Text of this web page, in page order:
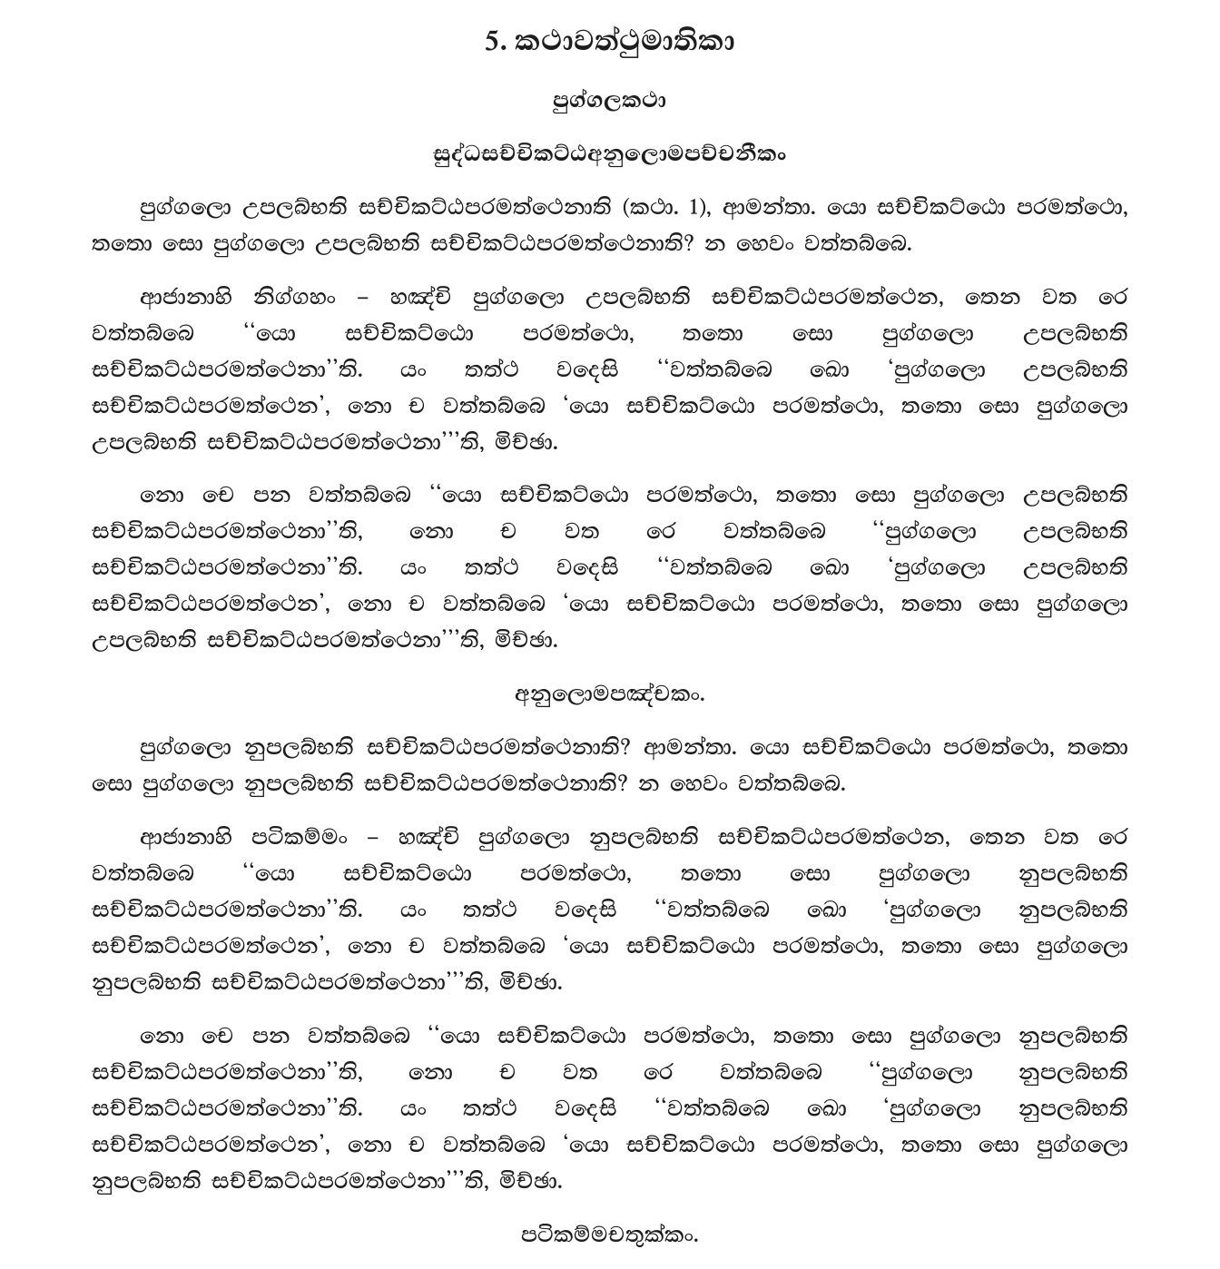
5. කථාවත්ථුමාතිකා
පුග්ගලකථා
සුද්ධසච්චිකට්ඨඅනුලොමපච්චනීකං
පුග්ගලොඋපලබ්භති සච්චිකට්ඨපරමත්ථෙනාති (කථා. 1), ආමන්තා. යො සච්චිකට්ඨො පරමත්ථො,
තතො සො පුග්ගලො උපලබ්භති සච්චිකට්ඨපරමත්ථෙනාති? න හෙවං වත්තබ්බෙ.
ආජානාහි නිග්ගහං – හඤ්චි පුග්ගලො උපලබ්භති සච්චිකට්ඨපරමත්ථෙන, තෙන වත රෙ
වත්තබ්බෙ ‘‘යො සච්චිකට්ඨො පරමත්ථො, තතො සො පුග්ගලො උපලබ්භති
සච්චිකට්ඨපරමත්ථෙනා’’ති. යං තත්ථ වදෙසි ‘‘වත්තබ්බෙ ඛො ‘පුග්ගලො උපලබ්භති
සච්චිකට්ඨපරමත්ථෙන’, නො ච වත්තබ්බෙ ‘යො සච්චිකට්ඨො පරමත්ථො, තතො සො පුග්ගලො
උපලබ්භති සච්චිකට්ඨපරමත්ථෙනා’’’ති, මිච්ඡා.
නො චෙ පන වත්තබ්බෙ ‘‘යො සච්චිකට්ඨො පරමත්ථො, තතො සො පුග්ගලො උපලබ්භති
සච්චිකට්ඨපරමත්ථෙනා’’ති, නො ච වත රෙ වත්තබ්බෙ ‘‘පුග්ගලො උපලබ්භති
සච්චිකට්ඨපරමත්ථෙනා’’ති. යං තත්ථ වදෙසි ‘‘වත්තබ්බෙ ඛො ‘පුග්ගලො උපලබ්භති
සච්චිකට්ඨපරමත්ථෙන’, නො ච වත්තබ්බෙ ‘යො සච්චිකට්ඨො පරමත්ථො, තතො සො පුග්ගලො
උපලබ්භති සච්චිකට්ඨපරමත්ථෙනා’’’ති, මිච්ඡා.
අනුලොමපඤ්චකං.
පුග්ගලො නුපලබ්භති සච්චිකට්ඨපරමත්ථෙනාති? ආමන්තා. යො සච්චිකට්ඨො පරමත්ථො, තතො
සො පුග්ගලො නුපලබ්භති සච්චිකට්ඨපරමත්ථෙනාති? න හෙවං වත්තබ්බෙ.
ආජානාහිපටිකම්මං – හඤ්චි පුග්ගලො නුපලබ්භති සච්චිකට්ඨපරමත්ථෙන, තෙන වත රෙ
වත්තබ්බෙ ‘‘යො සච්චිකට්ඨො පරමත්ථො, තතො සො පුග්ගලො නුපලබ්භති
සච්චිකට්ඨපරමත්ථෙනා’’ති. යංතත්ථ වදෙසි ‘‘වත්තබ්බෙ ඛො ‘පුග්ගලො නුපලබ්භති
සච්චිකට්ඨපරමත්ථෙන’, නො ච වත්තබ්බෙ ‘යො සච්චිකට්ඨො පරමත්ථො, තතො සො පුග්ගලො
නුපලබ්භති සච්චිකට්ඨපරමත්ථෙනා’’’ති, මිච්ඡා.
නො චෙ පන වත්තබ්බෙ ‘‘යො සච්චිකට්ඨො පරමත්ථො, තතො සො පුග්ගලො නුපලබ්භති
සච්චිකට්ඨපරමත්ථෙනා’’ති, නො ච වත රෙ වත්තබ්බෙ ‘‘පුග්ගලො නුපලබ්භති
සච්චිකට්ඨපරමත්ථෙනා’’ති. යං තත්ථ වදෙසි ‘‘වත්තබ්බෙ ඛො ‘පුග්ගලො නුපලබ්භති
සච්චිකට්ඨපරමත්ථෙන’, නො ච වත්තබ්බෙ ‘යො සච්චිකට්ඨො පරමත්ථො, තතො සො පුග්ගලො
නුපලබ්භති සච්චිකට්ඨපරමත්ථෙනා’’’ති, මිච්ඡා.
පටිකම්මචතුක්කං.